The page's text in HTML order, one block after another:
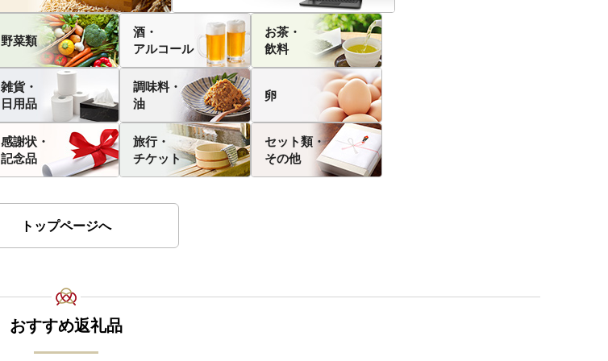
野菜類
酒・
アルコール
お茶・
飲料
雑貨・
日用品
調味料・
油
卵
感謝状・
記念品
旅行・
チケット
セット類・
その他
トップページへ
おすすめ返礼品